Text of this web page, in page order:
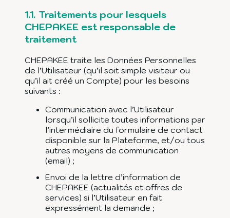
1.1. Traitements pour lesquels
CHEPAKEE est responsable de
traitement
CHEPAKEE traite les Données Personnelles
de l’Utilisateur (qu’il soit simple visiteur ou
qu’il ait créé un Compte) pour les besoins
suivants :
Communication avec l’Utilisateur
lorsqu’il sollicite toutes informations par
l’intermédiaire du formulaire de contact
disponible sur la Plateforme, et/ou tous
autres moyens de communication
(email) ;
Envoi de la lettre d’information de
CHEPAKEE (actualités et offres de
services) si l’Utilisateur en fait
expressément la demande ;